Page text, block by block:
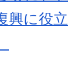
興に役